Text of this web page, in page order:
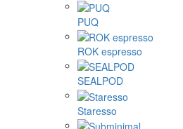
PUQ
ROK espresso
SEALPOD
Staresso